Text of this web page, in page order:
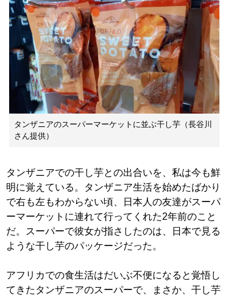
タンザニアのスーパーマーケットに並ぶ干し芋（長谷川
さん提供）
タンザニアでの干し芋との出合いを、私は今も鮮
明に覚えている。タンザニア生活を始めたばかり
で右も左もわからない頃、日本人の友達がスーパ
ーマーケットに連れて行ってくれた2年前のこと
だ。スーパーで彼女が指さしたのは、日本で見る
ような干し芋のパッケージだった。
アフリカでの食生活はだいぶ不便になると覚悟し
てきたタンザニアのスーパーで、まさか、干し芋